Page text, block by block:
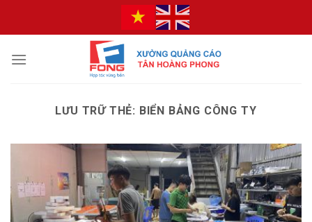
dung
LƯU TRỮ THẺ: BIỂN BẢNG CÔNG TY